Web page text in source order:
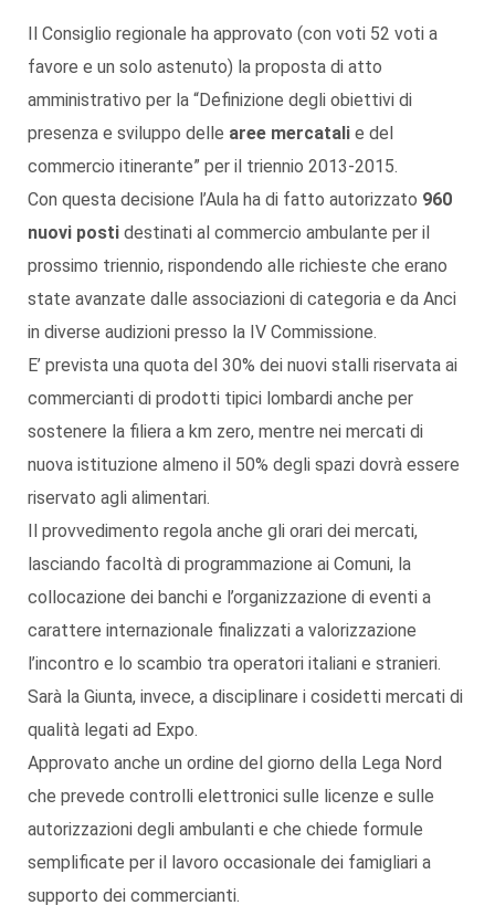
Il Consiglio regionale ha approvato (con voti 52 voti a
favore e un solo astenuto) la proposta di atto
amministrativo per la “Definizione degli obiettivi di
presenza e sviluppo delle aree mercatali e del
commercio itinerante” per il triennio 2013-2015.
Con questa decisione l’Aula ha di fatto autorizzato 960
nuovi posti destinati al commercio ambulante per il
prossimo triennio, rispondendo alle richieste che erano
state avanzate dalle associazioni di categoria e da Anci
in diverse audizioni presso la IV Commissione.
E’ prevista una quota del 30% dei nuovi stalli riservata ai
commercianti di prodotti tipici lombardi anche per
sostenere la filiera a km zero, mentre nei mercati di
nuova istituzione almeno il 50% degli spazi dovrà essere
riservato agli alimentari.
Il provvedimento regola anche gli orari dei mercati,
lasciando facoltà di programmazione ai Comuni, la
collocazione dei banchi e l’organizzazione di eventi a
carattere internazionale finalizzati a valorizzazione
l’incontro e lo scambio tra operatori italiani e stranieri.
Sarà la Giunta, invece, a disciplinare i cosidetti mercati di
qualità legati ad Expo.
Approvato anche un ordine del giorno della Lega Nord
che prevede controlli elettronici sulle licenze e sulle
autorizzazioni degli ambulanti e che chiede formule
semplificate per il lavoro occasionale dei famigliari a
supporto dei commercianti.